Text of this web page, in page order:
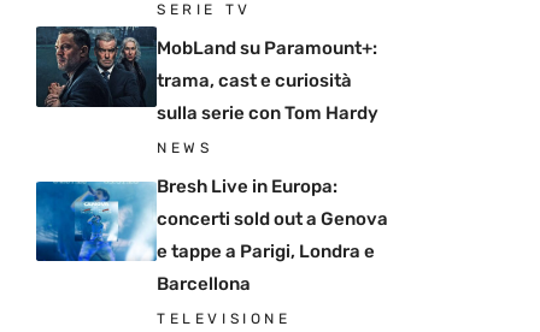
SERIE TV
MobLand su Paramount+:
trama, cast e curiosità
sulla serie con Tom Hardy
NEWS
Bresh Live in Europa:
concerti sold out a Genova
e tappe a Parigi, Londra e
Barcellona
TELEVISIONE